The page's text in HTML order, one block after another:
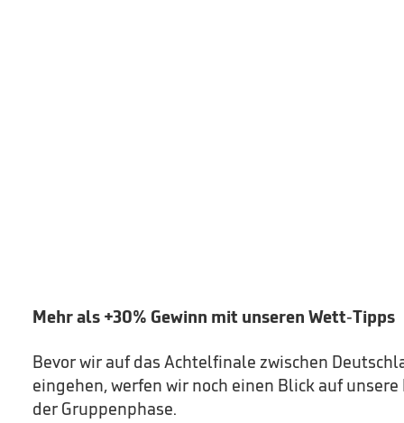
Mehr als +30% Gewinn mit unseren Wett-Tipps
Bevor wir auf das Achtelfinale zwischen
eingehen, werfen wir noch einen Blick auf
der Gruppenphase.